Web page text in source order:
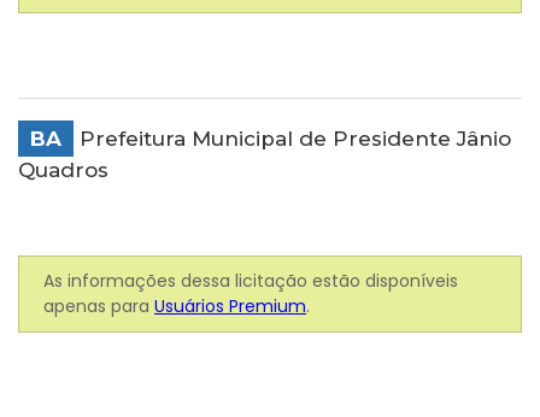
BA
Prefeitura Municipal de Presidente Jânio
Quadros
As informações dessa licitação estão disponíveis
apenas para Usuários Premium.